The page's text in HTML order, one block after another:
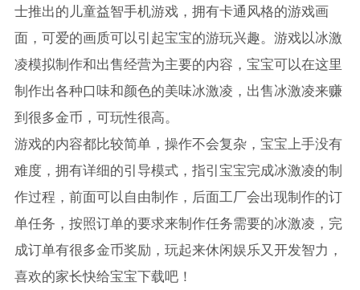
士推出的儿童益智手机游戏，拥有卡通风格的游戏画
面，可爱的画质可以引起宝宝的游玩兴趣。游戏以冰激
凌模拟制作和出售经营为主要的内容，宝宝可以在这里
制作出各种口味和颜色的美味冰激凌，出售冰激凌来赚
到很多金币，可玩性很高。
游戏的内容都比较简单，操作不会复杂，宝宝上手没有
难度，拥有详细的引导模式，指引宝宝完成冰激凌的制
作过程，前面可以自由制作，后面工厂会出现制作的订
单任务，按照订单的要求来制作任务需要的冰激凌，完
成订单有很多金币奖励，玩起来休闲娱乐又开发智力，
喜欢的家长快给宝宝下载吧！